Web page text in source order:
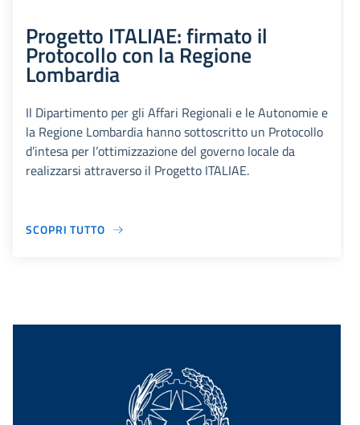
Progetto ITALIAE: firmato il
Protocollo con la Regione
Lombardia
Il Dipartimento per gli Affari Regionali e le Autonomie e
la Regione Lombardia hanno sottoscritto un Protocollo
d’intesa per l’ottimizzazione del governo locale da
realizzarsi attraverso il Progetto ITALIAE.
SCOPRI TUTTO